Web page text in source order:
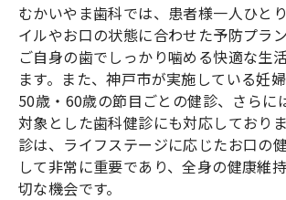
むかいやま歯科では、患者様一人ひと
イルやお口の状態に合わせた予防プラン
ご自身の歯でしっかり噛める快適な生
ます。また、神戸市が実施している妊
50歳・60歳の節目ごとの健診、さらに
対象とした歯科健診にも対応しており
診は、ライフステージに応じたお口の
して非常に重要であり、全身の健康維
切な機会です。